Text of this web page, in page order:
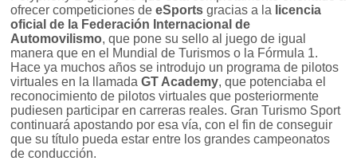
ofrecer competiciones deeSports gracias a la licencia
oficial de la Federación Internacional de
Automovilismo, que pone su sello al juego de igual
manera que en el Mundial de Turismos o la Fórmula 1.
Hace ya muchos años se introdujo un programa de pilotos
virtuales en la llamadaGT Academy, que potenciaba el
reconocimiento de pilotos virtuales que posteriormente
pudiesen participar en carreras reales. Gran Turismo Sport
continuará apostando por esa vía, con el fin de conseguir
que su título pueda estar entre los grandes campeonatos
de conducción.